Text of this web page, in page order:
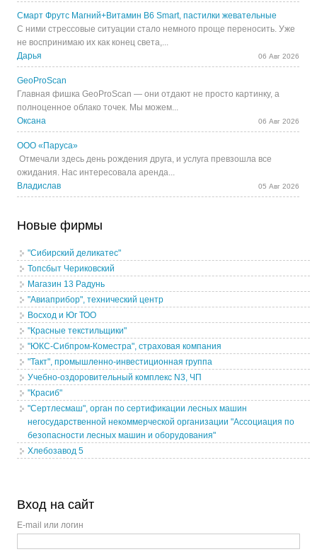
Смарт Фрутс Магний+Витамин В6 Smart, пастилки жевательные
С ними стрессовые ситуации стало немного проще переносить. Уже
не воспринимаю их как конец света,...
Дарья
06 Авг 2026
GeoProScan
Главная фишка GeoProScan — они отдают не просто картинку, а
полноценное облако точек. Мы можем...
Оксана
06 Авг 2026
ООО «Паруса»
Отмечали здесь день рождения друга, и услуга превзошла все
ожидания. Нас интересовала аренда...
Владислав
05 Авг 2026
Новые фирмы
"Сибирский деликатес"
Топсбыт Чериковский
Магазин 13 Радунь
"Авиаприбор", технический центр
Восход и Юг ТОО
"Красные текстильщики"
"ЮКС-Сибпром-Коместра", страховая компания
"Такт", промышленно-инвестиционная группа
Учебно-оздоровительный комплекс N3, ЧП
"Красиб"
"Сертлесмаш", орган по сертификации лесных машин
негосударственной некоммерческой организации "Ассоциация по
безопасности лесных машин и оборудования"
Хлебозавод 5
Вход на сайт
E-mail или логин